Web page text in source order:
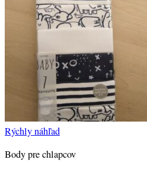
Rýchly náhľad
Body pre chlapcov